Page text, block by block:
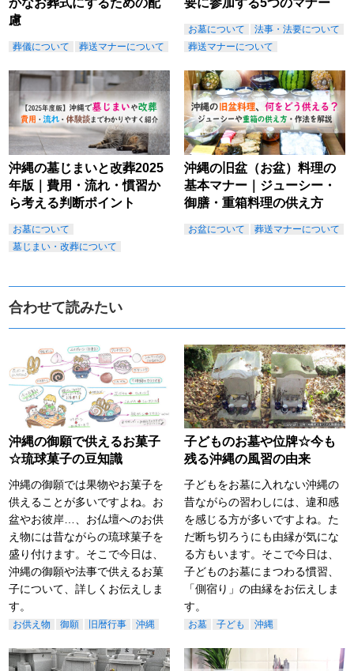
かなお葬式にするための配
慮
葬儀について 葬送マナーについて
要に参加する5つのマナー
お墓について
法事・法要について
葬送マナーについて
沖縄の墓じまいと改葬2025
年版｜費用・流れ・慣習か
ら考える判断ポイント
お墓について
墓じまい・改葬について
沖縄の旧盆（お盆）料理の
基本マナー｜ジューシー・
御膳・重箱料理の供え方
お盆について 葬送マナーについて
合わせて読みたい
沖縄の御願で供えるお菓子
☆琉球菓子の豆知識
沖縄の御願では果物やお菓子を
供えることが多いですよね。お
盆やお彼岸…、お仏壇へのお供
え物には昔ながらの琉球菓子を
盛り付けます。そこで今日は、
沖縄の御願や法事で供えるお菓
子について、詳しくお伝えしま
す。
お供え物 御願 旧暦行事 沖縄
子どものお墓や位牌☆今も
残る沖縄の風習の由来
子どもをお墓に入れない沖縄の
昔ながらの習わしには、違和感
を感じる方が多いですよね。た
だ断ち切ろうにも由縁が気にな
る方もいます。そこで今日は、
子どものお墓にまつわる慣習、
「側宿り」の由縁をお伝えしま
す。
お墓 子ども 沖縄